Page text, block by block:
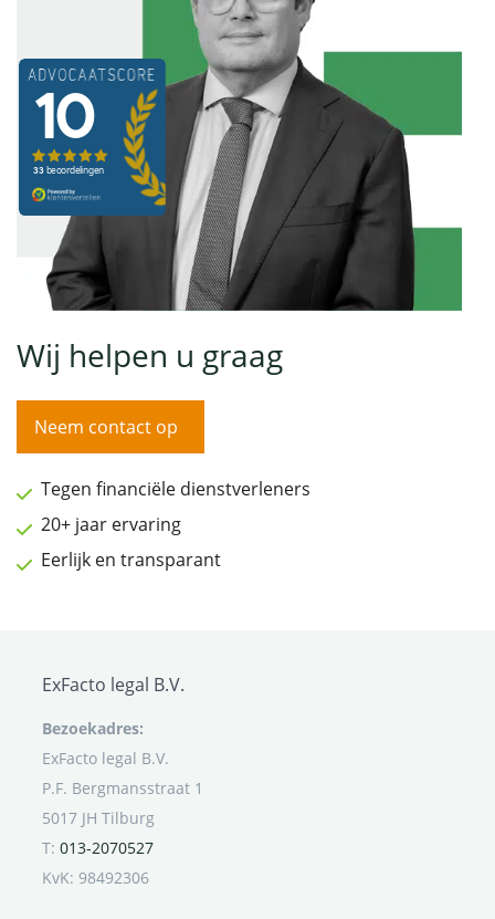
Wij helpen u graag
Neem contact op
Tegen financiële dienstverleners
20+ jaar ervaring
Eerlijk en transparant
ExFacto legal B.V.
Bezoekadres:
ExFacto legal B.V.
P.F. Bergmansstraat 1
5017 JH Tilburg
T: 013-2070527
KvK: 98492306